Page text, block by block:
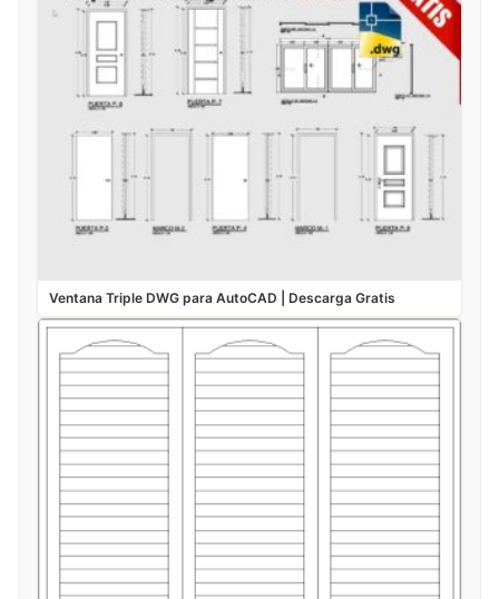
Ventana Triple DWG para AutoCAD | Descarga Gratis